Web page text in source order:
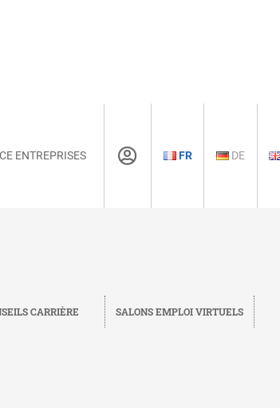
ENTREPRISES FR DE
CARRIÈRE SALONS EMPLOI VIRTUELS